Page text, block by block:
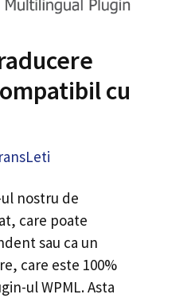
cu
nostru de
care poate
sau ca un
care este 100%
ul WPML. Asta